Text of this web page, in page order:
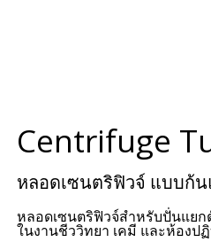
Centrifuge
หลอดเซนตริฟิวจ์ แบบก้
หลอดเซนตริฟิวจ์สำหรับปั่นแยก
ในงานชีววิทยา เคมี และห้องป